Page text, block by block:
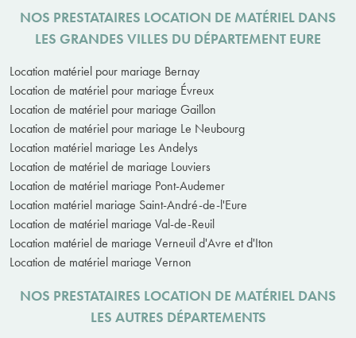
NOS PRESTATAIRES LOCATION DE MATÉRIEL DANS
LES GRANDES VILLES DU DÉPARTEMENT EURE
Location matériel pour mariage Bernay
Location de matériel pour mariage Évreux
Location de matériel pour mariage Gaillon
Location de matériel pour mariage Le Neubourg
Location matériel mariage Les Andelys
Location de matériel de mariage Louviers
Location de matériel mariage Pont-Audemer
Location matériel mariage Saint-André-de-l'Eure
Location de matériel mariage Val-de-Reuil
Location matériel de mariage Verneuil d'Avre et d'Iton
Location de matériel mariage Vernon
NOS PRESTATAIRES LOCATION DE MATÉRIEL DANS
LES AUTRES DÉPARTEMENTS